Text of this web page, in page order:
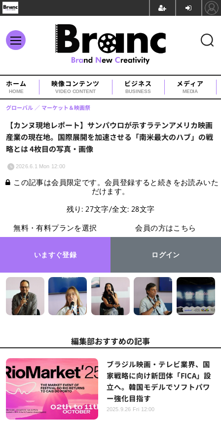
ホーム
HOME
映像コンテンツ
VIDEO CONTENT
ビジネス
BUSINESS
メディア
MEDIA
【カンヌ現地レポート】サンパウロが示すラテンアメリカ映画
産業の現在地。国際展開を加速させる「南米最大のハブ」の戦
略とは 4枚目の写真・画像
グローバル マーケット＆映画祭
2026.6.1 Mon 12:00
この記事は会員限定です。会員登録すると続きをお読みいた
だけます。
残り: 27文字/全文: 28文字
無料・有料プランを選択
いますぐ登録
会員の方はこちら
ログイン
編集部おすすめの記事
ブラジル映画・テレビ業界、国
家戦略に向け新団体「FICA」設
立へ。韓国モデルでソフトパワ
ー強化目指す
2025.9.26 Fri 12:00